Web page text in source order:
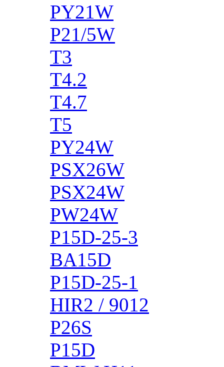
PY21W
P21/5W
T3
T4.2
T4.7
T5
PY24W
PSX26W
PSX24W
PW24W
P15D-25-3
BA15D
P15D-25-1
HIR2 / 9012
P26S
P15D